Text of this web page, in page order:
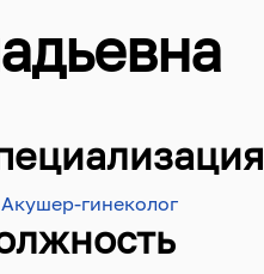
Акушер-гинеколог